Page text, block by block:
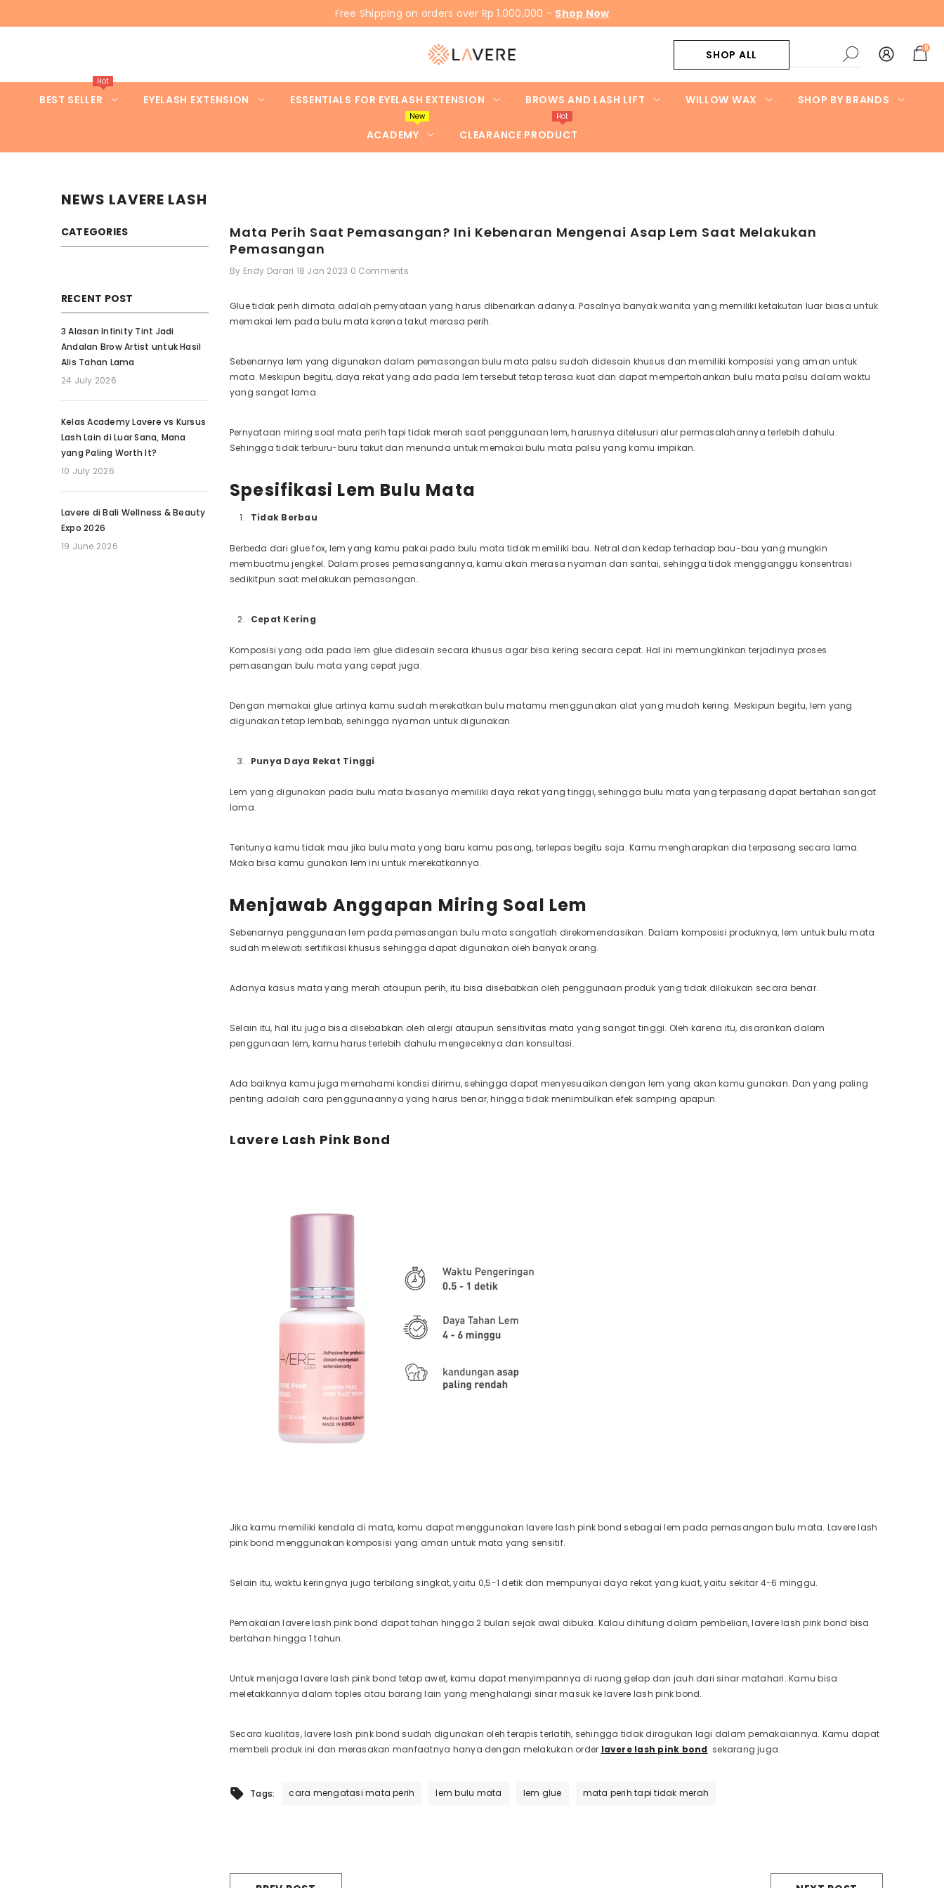
Free Shipping on orders over Rp 1.000,000 - Shop Now
SHOP ALL 00
items
BEST SELLER
Hot
EYELASH EXTENSION
SHOP NOW
ESSENTIALS FOR EYELASH EXTENSION BROWS AND LASH LIFT WILLOW WAX SHOP BY BRANDS
ACADEMY
New
CLEARANCE PRODUCT
Hot
NEWS LAVERE LASH
CATEGORIES
RECENT POST
3 Alasan Infinity Tint Jadi
Andalan Brow Artist untuk Hasil
Alis Tahan Lama
24 July 2026
Kelas Academy Lavere vs Kursus
Lash Lain di Luar Sana, Mana
yang Paling Worth It?
10 July 2026
Lavere di Bali Wellness & Beauty
Expo 2026
19 June 2026
Mata Perih Saat Pemasangan? Ini Kebenaran Mengenai Asap Lem Saat Melakukan
Pemasangan
By Endy Darari 18 Jan 2023 0 Comments
Glue tidak perih dimata adalah pernyataan yang harus dibenarkan adanya. Pasalnya banyak wanita yang memiliki ketakutan luar biasa untuk
memakai lem pada bulu mata karena takut merasa perih.
Sebenarnya lem yang digunakan dalam pemasangan bulu mata palsu sudah didesain khusus dan memiliki komposisi yang aman untuk
mata. Meskipun begitu, daya rekat yang ada pada lem tersebut tetap terasa kuat dan dapat mempertahankan bulu mata palsu dalam waktu
yang sangat lama.
Pernyataan miring soal mata perih tapi tidak merah saat penggunaan lem, harusnya ditelusuri alur permasalahannya terlebih dahulu.
Sehingga tidak terburu-buru takut dan menunda untuk memakai bulu mata palsu yang kamu impikan.
Spesifikasi Lem Bulu Mata
Tidak Berbau
Berbeda dari glue fox, lem yang kamu pakai pada bulu mata tidak memiliki bau. Netral dan kedap terhadap bau-bau yang mungkin
membuatmu jengkel. Dalam proses pemasangannya, kamu akan merasa nyaman dan santai, sehingga tidak mengganggu konsentrasi
sedikitpun saat melakukan pemasangan.
Cepat Kering
Komposisi yang ada pada lem glue didesain secara khusus agar bisa kering secara cepat. Hal ini memungkinkan terjadinya proses
pemasangan bulu mata yang cepat juga.
Dengan memakai glue artinya kamu sudah merekatkan bulu matamu menggunakan alat yang mudah kering. Meskipun begitu, lem yang
digunakan tetap lembab, sehingga nyaman untuk digunakan.
Punya Daya Rekat Tinggi
Lem yang digunakan pada bulu mata biasanya memiliki daya rekat yang tinggi, sehingga bulu mata yang terpasang dapat bertahan sangat
lama.
Tentunya kamu tidak mau jika bulu mata yang baru kamu pasang, terlepas begitu saja. Kamu mengharapkan dia terpasang secara lama.
Maka bisa kamu gunakan lem ini untuk merekatkannya.
Menjawab Anggapan Miring Soal Lem
Sebenarnya penggunaan lem pada pemasangan bulu mata sangatlah direkomendasikan. Dalam komposisi produknya, lem untuk bulu mata
sudah melewati sertifikasi khusus sehingga dapat digunakan oleh banyak orang.
Adanya kasus mata yang merah ataupun perih, itu bisa disebabkan oleh penggunaan produk yang tidak dilakukan secara benar.
Selain itu, hal itu juga bisa disebabkan oleh alergi ataupun sensitivitas mata yang sangat tinggi. Oleh karena itu, disarankan dalam
penggunaan lem, kamu harus terlebih dahulu mengeceknya dan konsultasi.
Ada baiknya kamu juga memahami kondisi dirimu, sehingga dapat menyesuaikan dengan lem yang akan kamu gunakan. Dan yang paling
penting adalah cara penggunaannya yang harus benar, hingga tidak menimbulkan efek samping apapun.
Lavere Lash Pink Bond
Jika kamu memiliki kendala di mata, kamu dapat menggunakan lavere lash pink bond sebagai lem pada pemasangan bulu mata. Lavere lash
pink bond menggunakan komposisi yang aman untuk mata yang sensitif.
Selain itu, waktu keringnya juga terbilang singkat, yaitu 0,5-1 detik dan mempunyai daya rekat yang kuat, yaitu sekitar 4-6 minggu.
Pemakaian lavere lash pink bond dapat tahan hingga 2 bulan sejak awal dibuka. Kalau dihitung dalam pembelian, lavere lash pink bond bisa
bertahan hingga 1 tahun.
Untuk menjaga lavere lash pink bond tetap awet, kamu dapat menyimpannya di ruang gelap dan jauh dari sinar matahari. Kamu bisa
meletakkannya dalam toples atau barang lain yang menghalangi sinar masuk ke lavere lash pink bond.
Secara kualitas, lavere lash pink bond sudah digunakan oleh terapis terlatih, sehingga tidak diragukan lagi dalam pemakaiannya. Kamu dapat
membeli produk ini dan merasakan manfaatnya hanya dengan melakukan order lavere lash pink bond sekarang juga.
Tags: cara mengatasi mata perih lem bulu mata lem glue mata perih tapi tidak merah